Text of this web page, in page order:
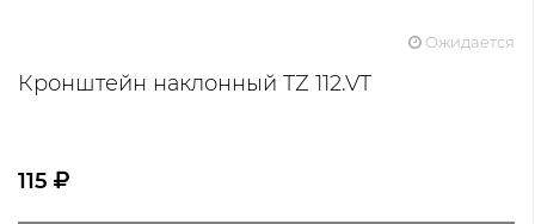
Ожидается
Кронштейн наклонный TZ 112.VT
115